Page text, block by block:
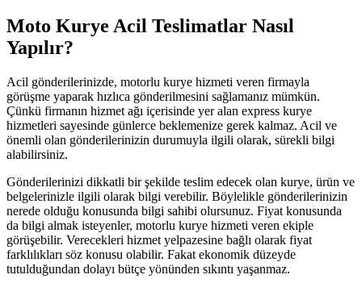
Moto Kurye Acil Teslimatlar Nasıl
Yapılır?
Acil gönderilerinizde, motorlu kurye hizmeti veren firmayla
görüşme yaparak hızlıca gönderilmesini sağlamanız mümkün.
Çünkü firmanın hizmet ağı içerisinde yer alan express kurye
hizmetleri sayesinde günlerce beklemenize gerek kalmaz. Acil ve
önemli olan gönderilerinizin durumuyla ilgili olarak, sürekli bilgi
alabilirsiniz.
Gönderilerinizi dikkatli bir şekilde teslim edecek olan kurye, ürün ve
belgelerinizle ilgili olarak bilgi verebilir. Böylelikle gönderilerinizin
nerede olduğu konusunda bilgi sahibi olursunuz. Fiyat konusunda
da bilgi almak isteyenler, motorlu kurye hizmeti veren ekiple
görüşebilir. Verecekleri hizmet yelpazesine bağlı olarak fiyat
farklılıkları söz konusu olabilir. Fakat ekonomik düzeyde
tutulduğundan dolayı bütçe yönünden sıkıntı yaşanmaz.